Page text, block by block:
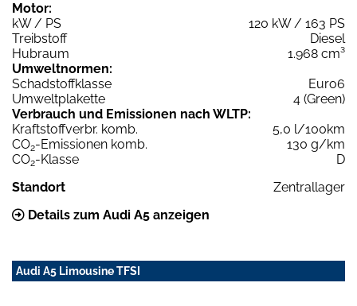
Motor:
kW / PS
120 kW / 163 PS
Treibstoff
Diesel
Hubraum
1.968 cm³
Umweltnormen:
Schadstoffklasse
Euro6
Umweltplakette
4 (Green)
Verbrauch und Emissionen nach WLTP:
Kraftstoffverbr. komb.
5,0 l/100km
CO2-Emissionen komb.
130 g/km
CO2-Klasse
D
Standort
Zentrallager
Details zum Audi A5 anzeigen
Audi A5 Limousine TFSI